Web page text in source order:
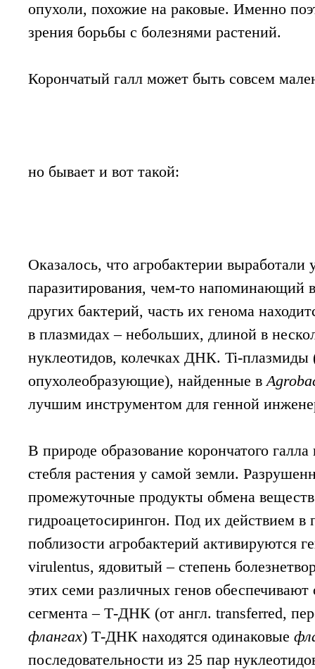
опухоли, похожие на раковые. Именно
зрения борьбы с болезнями растений.
Корончатый галл может быть совсем
но бывает и вот такой:
Оказалось, что агробактерии
паразитирования, чем-то напоминающий
других бактерий, часть их генома
в плазмидах – небольших, длиной в
нуклеотидов, колечках ДНК. Ti-плазмиды
опухолеобразующие), найденные в
лучшим инструментом для генной
В природе образование корончатого
стебля растения у самой земли.
промежуточные продукты обмена
гидроацетосирингон. Под их действием в
поблизости агробактерий активируются
virulentus, ядовитый – степень
этих семи различных генов
сегмента – Т-ДНК (от англ. transferred,
флангах) Т-ДНК находятся одинаковые
последовательности из 25 пар